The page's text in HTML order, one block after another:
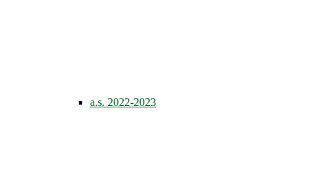
a.s. 2022-2023